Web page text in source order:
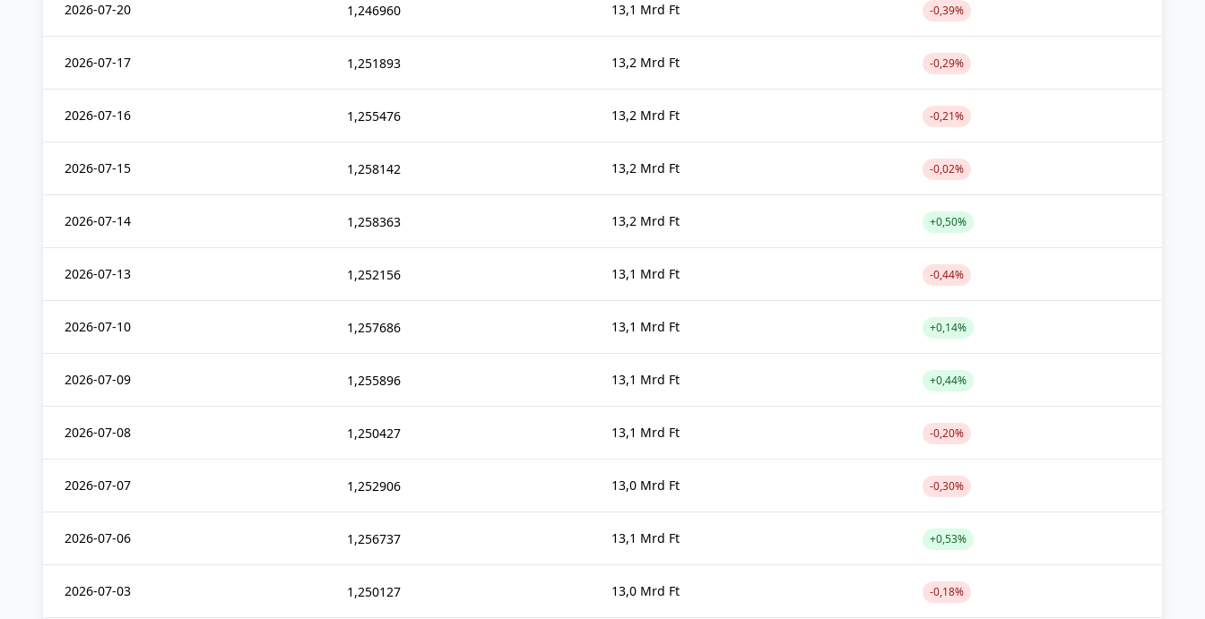
2026-07-20 1,246960 13,1 Mrd Ft -0,39%
2026-07-17 1,251893 13,2 Mrd Ft -0,29%
2026-07-16 1,255476 13,2 Mrd Ft -0,21%
2026-07-15 1,258142 13,2 Mrd Ft -0,02%
2026-07-14 1,258363 13,2 Mrd Ft +0,50%
2026-07-13 1,252156 13,1 Mrd Ft -0,44%
2026-07-10 1,257686 13,1 Mrd Ft +0,14%
2026-07-09 1,255896 13,1 Mrd Ft +0,44%
2026-07-08 1,250427 13,1 Mrd Ft -0,20%
2026-07-07 1,252906 13,0 Mrd Ft -0,30%
2026-07-06 1,256737 13,1 Mrd Ft +0,53%
2026-07-03 1,250127 13,0 Mrd Ft -0,18%